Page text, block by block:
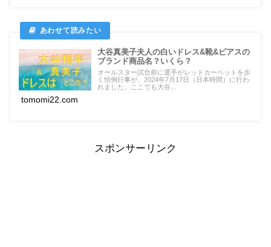
大谷真美子夫人の白いドレス&靴&ピアスの
ブランド商品名？いくら？
オールスター試合前に選手がレッドカーペットを歩
く恒例行事が、2024年7月17日（日本時間）に行わ
れました。ここでも大谷...
tomomi22.com
スポンサーリンク